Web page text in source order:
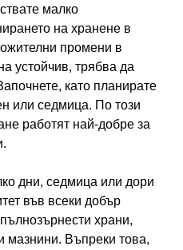
малко
на хранене в
промени в
устойчив, трябва да
като планирате
или седмица. По този
работят най-добре за
дни, седмица или дори
във всеки добър
храни,
мазнини. Въпреки това,